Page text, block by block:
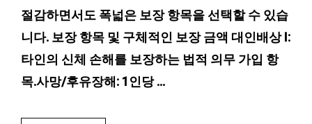
절감하면서도 폭넓은 보장 항목을 선택할 수 있습
니다. 보장 항목 및 구체적인 보장 금액 대인배상 I:
타인의 신체 손해를 보장하는 법적 의무 가입 항
목.사망/후유장해: 1인당 …